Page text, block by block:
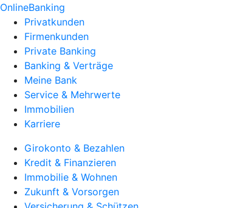
OnlineBanking
Privatkunden
Firmenkunden
Private Banking
Banking & Verträge
Meine Bank
Service & Mehrwerte
Immobilien
Karriere
Girokonto & Bezahlen
Kredit & Finanzieren
Immobilie & Wohnen
Zukunft & Vorsorgen